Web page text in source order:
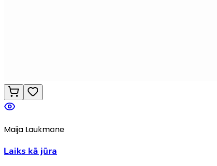
Maija Laukmane
Laiks kā jūra